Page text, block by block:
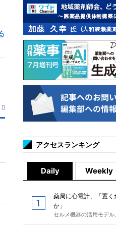
アクセスランキング
Daily Weekly
薬局に心電計、「置く
か」
セルメ機器の活用モデ